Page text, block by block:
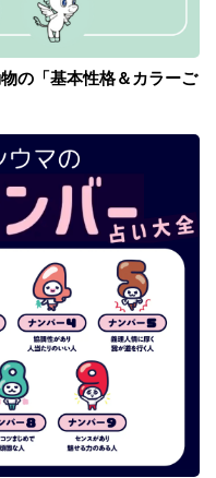
の「基本性格＆カラーご